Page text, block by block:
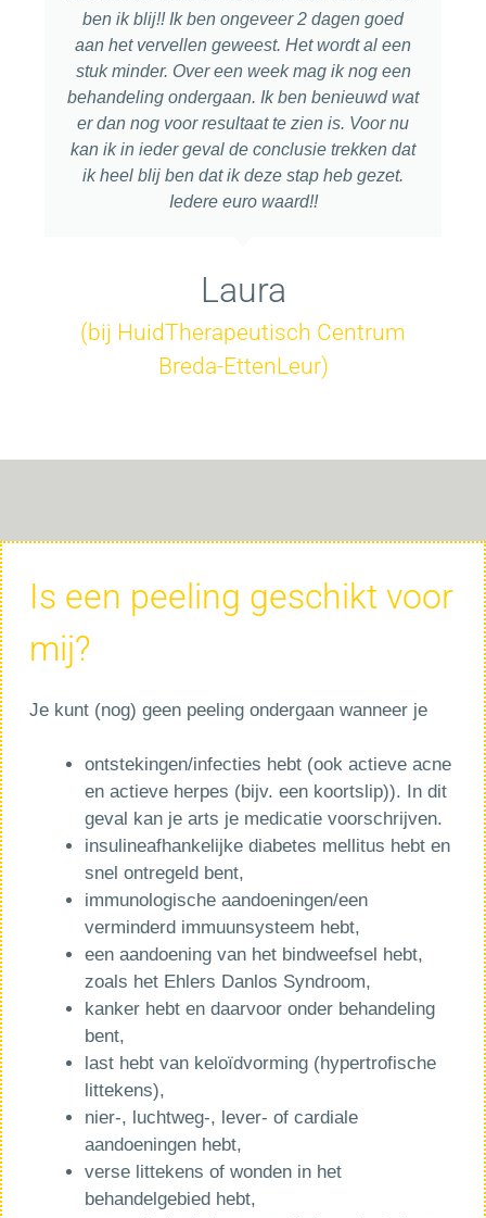
ben ik blij!! Ik ben ongeveer 2 dagen goed
aan het vervellen geweest. Het wordt al een
stuk minder. Over een week mag ik nog een
behandeling ondergaan. Ik ben benieuwd wat
er dan nog voor resultaat te zien is. Voor nu
kan ik in ieder geval de conclusie trekken dat
ik heel blij ben dat ik deze stap heb gezet.
Iedere euro waard!!
Laura
(bij HuidTherapeutisch Centrum
Breda-EttenLeur)
Is een peeling geschikt voor
mij?
Je kunt (nog) geen peeling ondergaan wanneer je
ontstekingen/infecties hebt (ook actieve acne
en actieve herpes (bijv. een koortslip)). In dit
geval kan je arts je medicatie voorschrijven.
insulineafhankelijke diabetes mellitus hebt en
snel ontregeld bent,
immunologische aandoeningen/een
verminderd immuunsysteem hebt,
een aandoening van het bindweefsel hebt,
zoals het Ehlers Danlos Syndroom,
kanker hebt en daarvoor onder behandeling
bent,
last hebt van keloïdvorming (hypertrofische
littekens),
nier-, luchtweg-, lever- of cardiale
aandoeningen hebt,
verse littekens of wonden in het
behandelgebied hebt,